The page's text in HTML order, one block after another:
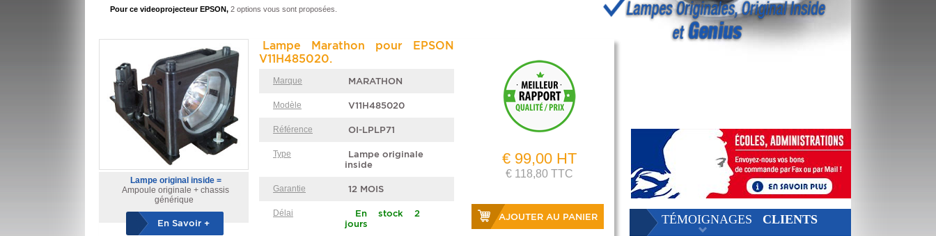
TÉMOIGNAGES CLIENTS
Pour ce videoprojecteur EPSON, 2 options vous sont proposées.
Lampe original inside =
Ampoule originale + chassis
générique
En Savoir +
Lampe Marathon pour EPSON
V11H485020.
Marque MARATHON
Modèle V11H485020
Référence OI-LPLP71
Type
Lampe originale
inside
Garantie 12 MOIS
Délai
En stock 2
jours
€ 99,00 HT
€ 118,80 TTC
AJOUTER AU PANIER